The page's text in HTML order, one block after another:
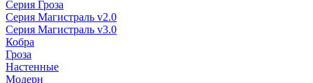
Серия Гроза
Серия Магистраль v2.0
Серия Магистраль v3.0
Кобра
Гроза
Настенные
Модерн